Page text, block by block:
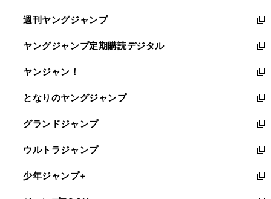
開
く
ウ
で
開
く
ン
ド
ウ
で
開
く
ウ
ィ
ン
ド
ウ
で
開
く
週刊ヤングジャンプ
新
し
い
ウ
ィ
ン
ド
ウ
で
開
く
ヤングジャンプ定期購読デジタル
新
し
い
ウ
ィ
ン
ド
ウ
で
開
く
ヤンジャン！
新
し
い
ウ
ィ
ン
ド
ウ
で
開
となりのヤングジャンプ
新
し
い
ウ
ィ
ン
ド
ウ
グランドジャンプ
新
し
い
ウ
ィ
ン
ウルトラジャンプ
新
し
い
ウ
少年ジャンプ+
新
し